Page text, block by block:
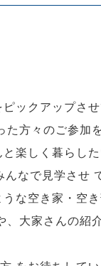
ックアップさ
方々のご参加
楽しく暮らし
なで見学させ
な空き家・空
大家さんの紹